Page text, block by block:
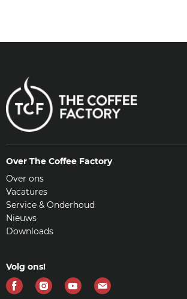
Over The Coffee Factory
Over ons
Vacatures
Service & Onderhoud
Nieuws
Downloads
Volg ons!
Vind
Vind
Vind
Vind